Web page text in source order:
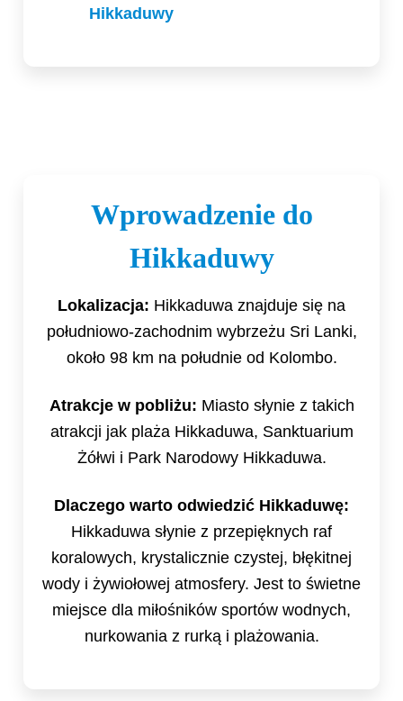
Hikkaduwy
Wprowadzenie do
Hikkaduwy
Lokalizacja: Hikkaduwa znajduje się na
południowo-zachodnim wybrzeżu Sri Lanki,
około 98 km na południe od Kolombo.
Atrakcje w pobliżu: Miasto słynie z takich
atrakcji jak plaża Hikkaduwa, Sanktuarium
Żółwi i Park Narodowy Hikkaduwa.
Dlaczego warto odwiedzić Hikkaduwę:
Hikkaduwa słynie z przepięknych raf
koralowych, krystalicznie czystej, błękitnej
wody i żywiołowej atmosfery. Jest to świetne
miejsce dla miłośników sportów wodnych,
nurkowania z rurką i plażowania.